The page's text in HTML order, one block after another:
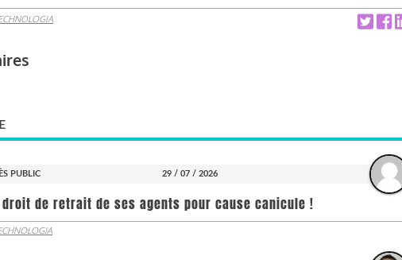
PUBLIC 29 / 07 / 2026
de retrait de ses agents pour cause canicule !